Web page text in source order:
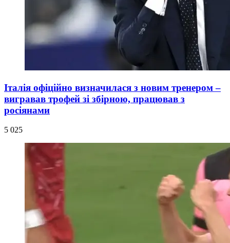
Італія офіційно визначилася з новим тренером –
вигравав трофей зі збірною, працював з
росіянами
5 025